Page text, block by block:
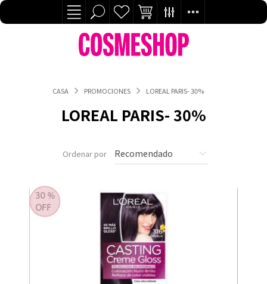
CASA PROMOCIONES LOREAL PARIS- 30%
LOREAL PARIS- 30%
Ordenar por